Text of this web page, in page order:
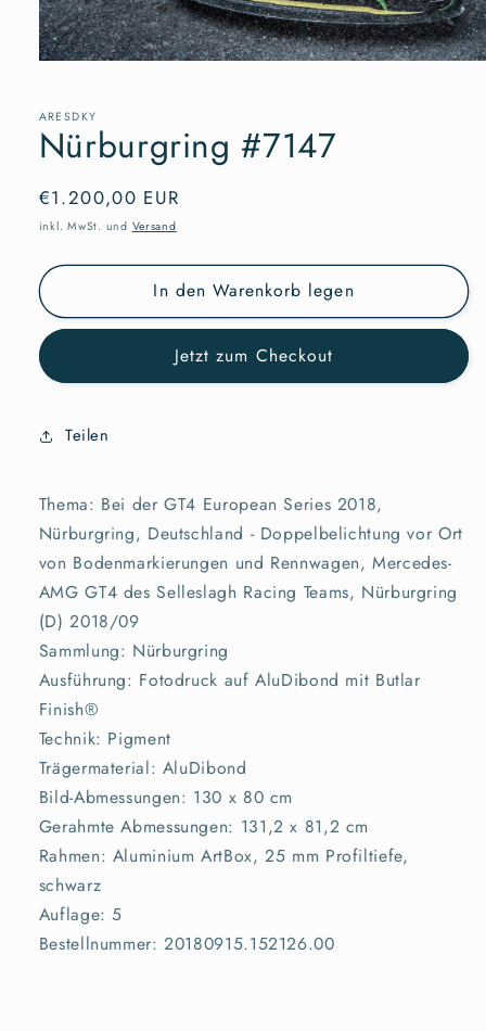
Modal
öffnen
ARESDKY
Nürburgring #7147
Normaler
Preis
€1.200,00 EUR
inkl. MwSt. und Versand
In den Warenkorb legen
Jetzt zum Checkout
Teilen
Thema: Bei der GT4 European Series 2018,
Nürburgring, Deutschland - Doppelbelichtung vor Ort
von Bodenmarkierungen und Rennwagen, Mercedes-
AMG GT4 des Selleslagh Racing Teams, Nürburgring
(D) 2018/09
Sammlung: Nürburgring
Ausführung: Fotodruck auf AluDibond mit Butlar
Finish®
Technik: Pigment
Trägermaterial: AluDibond
Bild-Abmessungen: 130 x 80 cm
Gerahmte Abmessungen: 131,2 x 81,2 cm
Rahmen: Aluminium ArtBox, 25 mm Profiltiefe,
schwarz
Auflage: 5
Bestellnummer: 20180915.152126.00